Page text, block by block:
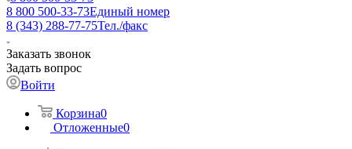
8 800 500-33-73Единый номер
8 (343) 288-77-75Тел./факс
Заказать звонок
Задать вопрос
Войти
Корзина0
Отложенные0